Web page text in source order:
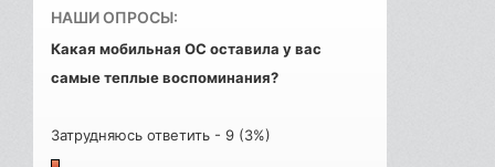
НАШИ ОПРОСЫ:
Какая мобильная ОС оставила у вас
самые теплые воспоминания?
Затрудняюсь ответить - 9 (3%)